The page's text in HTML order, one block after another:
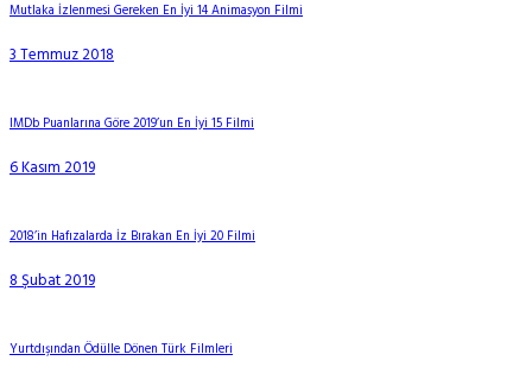
Mutlaka İzlenmesi Gereken En İyi 14 Animasyon Filmi
3 Temmuz 2018
IMDb Puanlarına Göre 2019’un En İyi 15 Filmi
6 Kasım 2019
2018’in Hafızalarda İz Bırakan En İyi 20 Filmi
8 Şubat 2019
Yurtdışından Ödülle Dönen Türk Filmleri